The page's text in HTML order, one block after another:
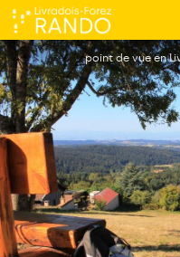
De la Ligonne à l'Ance